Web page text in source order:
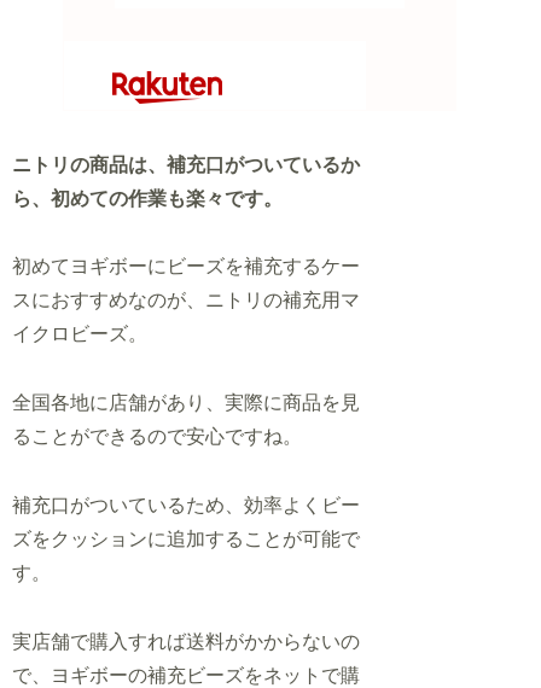
ニトリの商品は、補充口がついているか
ら、初めての作業も楽々です。
初めてヨギボーにビーズを補充するケー
スにおすすめなのが、ニトリの補充用マ
イクロビーズ。
全国各地に店舗があり、実際に商品を見
ることができるので安心ですね。
補充口がついているため、効率よくビー
ズをクッションに追加することが可能で
す。
実店舗で購入すれば送料がかからないの
で、ヨギボーの補充ビーズをネットで購